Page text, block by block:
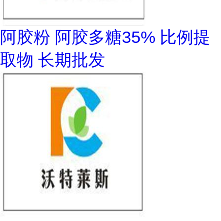
阿胶粉 阿胶多糖35% 比例提
取物 长期批发